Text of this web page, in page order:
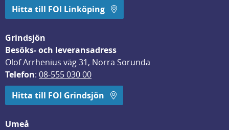
Hitta till FOI Linköping
Grindsjön
Besöks- och leveransadress
Olof Arrhenius väg 31, Norra Sorunda
Telefon: 08-555 030 00
Hitta till FOI Grindsjön
Umeå